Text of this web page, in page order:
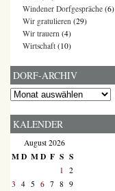
Windener Dorfgespräche (6)
Wir gratulieren (29)
Wir trauern (4)
Wirtschaft (10)
DORF-ARCHIV
Dorf-
KALENDER
August 2026
MD MD F S S
1 2
3 4 5 6 7 8 9